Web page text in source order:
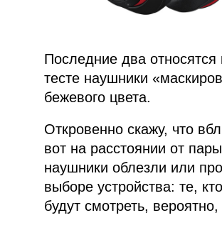
Последние два
тесте наушники
бежевого цвета.
Откровенно скажу, что
вот на расстоянии от
наушники облезли или
выборе устройства: те,
будут смотреть, вероятно,